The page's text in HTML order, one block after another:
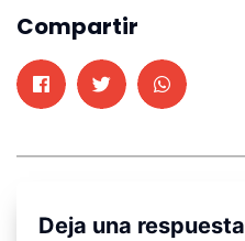
Compartir
Deja una respuesta